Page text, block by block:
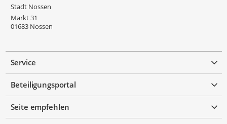
Stadt Nossen
Markt 31
01683 Nossen
Service
Beteiligungsportal
Seite empfehlen